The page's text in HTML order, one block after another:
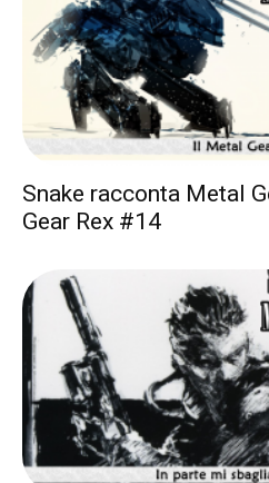
Snake racconta Metal
Gear Rex #14